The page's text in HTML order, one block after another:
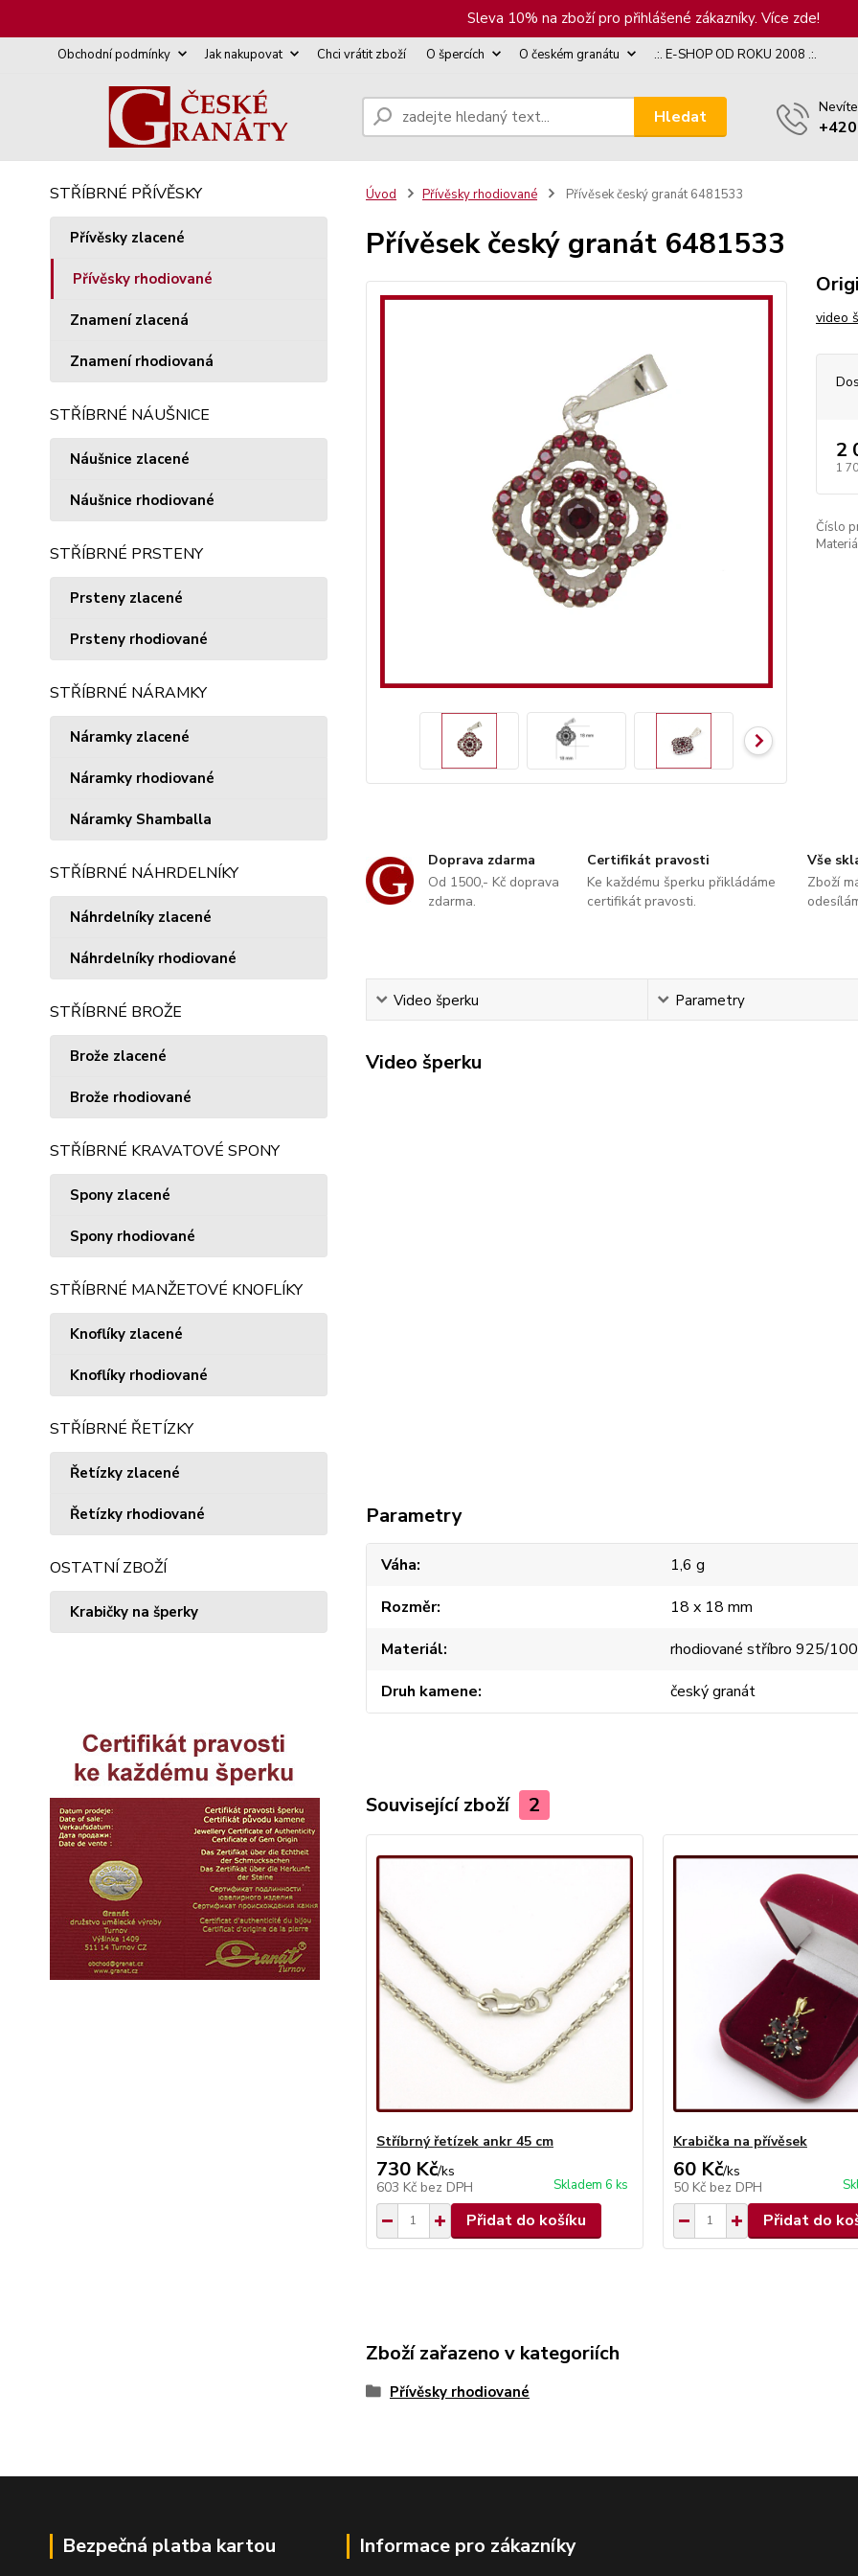
Sleva 10% na zboží pro přihlášené zákazníky. Více zde!
Obchodní podmínky Jak nakupovat Chci vrátit zboží O špercích O českém granátu .:. E-SHOP OD ROKU 2008 .:.
Hledat
STŘÍBRNÉ PŘÍVĚSKY
Přívěsky zlacené
Přívěsky rhodiované
Znamení zlacená
Znamení rhodiovaná
STŘÍBRNÉ NÁUŠNICE
Náušnice zlacené
Náušnice rhodiované
STŘÍBRNÉ PRSTENY
Prsteny zlacené
Prsteny rhodiované
STŘÍBRNÉ NÁRAMKY
Náramky zlacené
Náramky rhodiované
Náramky Shamballa
STŘÍBRNÉ NÁHRDELNÍKY
Náhrdelníky zlacené
Náhrdelníky rhodiované
STŘÍBRNÉ BROŽE
Brože zlacené
Brože rhodiované
STŘÍBRNÉ KRAVATOVÉ SPONY
Spony zlacené
Spony rhodiované
STŘÍBRNÉ MANŽETOVÉ KNOFLÍKY
Knoflíky zlacené
Knoflíky rhodiované
STŘÍBRNÉ ŘETÍZKY
Řetízky zlacené
Řetízky rhodiované
OSTATNÍ ZBOŽÍ
Krabičky na šperky
Úvod Přívěsky rhodiované Přívěsek český granát 6481533
Přívěsek český granát 6481533
video
2
1
Číslo
Doprava zdarma
Od 1500,- Kč doprava
zdarma.
Certifikát pravosti
Ke každému šperku přikládáme
certifikát pravosti.
Vše
Zboží
Video šperku Parametry
Video šperku
Parametry
Váha
1,6 g
Rozměr
18 x 18 mm
Materiál
rhodiované stříbro 925/
Druh kamene
český granát
Související zboží 2
Stříbrný řetízek ankr 45 cm
730 Kč/ks
603 Kč bez DPH Skladem 6 ks
Přidat do košíku
Krabička na přívěsek
60 Kč/ks
50 Kč bez DPH
Přidat do
Zboží zařazeno v kategoriích
Přívěsky rhodiované
Bezpečná platba kartou Informace pro zákazníky